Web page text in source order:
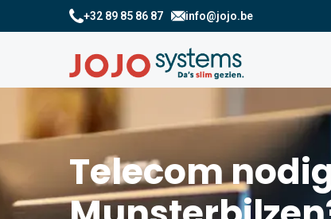
+32 89 85 86 87 info@jojo.be
Telecom